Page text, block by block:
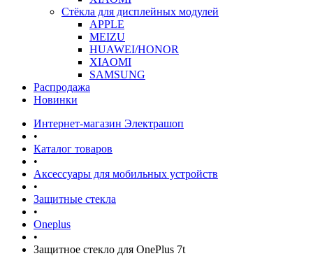
Стёкла для дисплейных модулей
APPLE
MEIZU
HUAWEI/HONOR
XIAOMI
SAMSUNG
Распродажа
Новинки
Интернет-магазин Электрашоп
•
Каталог товаров
•
Аксессуары для мобильных устройств
•
Защитные стекла
•
Oneplus
•
Защитное стекло для OnePlus 7t